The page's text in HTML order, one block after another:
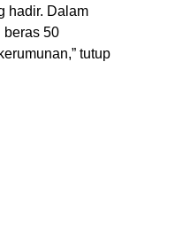
hadir. Dalam
beras 50
tutup